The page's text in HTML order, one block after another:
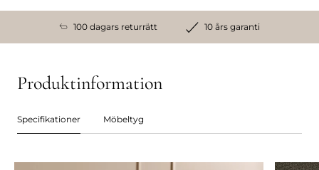
100 dagars returrätt 10 års garanti
Produktinformation
Specifikationer Möbeltyg